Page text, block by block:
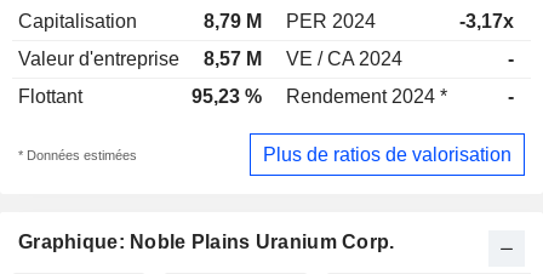
Capitalisation 8,79 M PER 2024 -3,17x
Valeur d'entreprise
8,57 M VE / CA 2024 -
Flottant
95,23 % Rendement 2024 * -
* Données estimées Plus de ratios de valorisation
Graphique: Noble Plains Uranium Corp.